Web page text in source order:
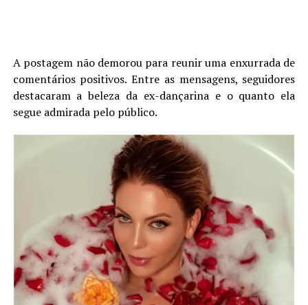
A postagem não demorou para reunir uma enxurrada de
comentários positivos. Entre as mensagens, seguidores
destacaram a beleza da ex-dançarina e o quanto ela
segue admirada pelo público.